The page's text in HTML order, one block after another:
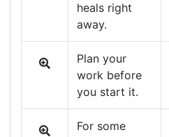
heals right
away.
Plan your
work before
you start it.
For some